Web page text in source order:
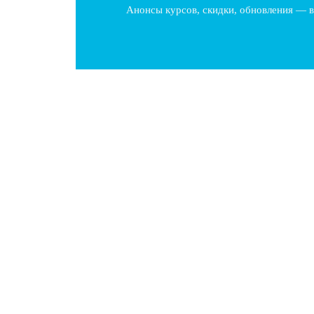
Анонсы курсов, скидки, обновления —